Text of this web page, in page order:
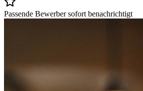
Passende Bewerber sofort benachrichtigt